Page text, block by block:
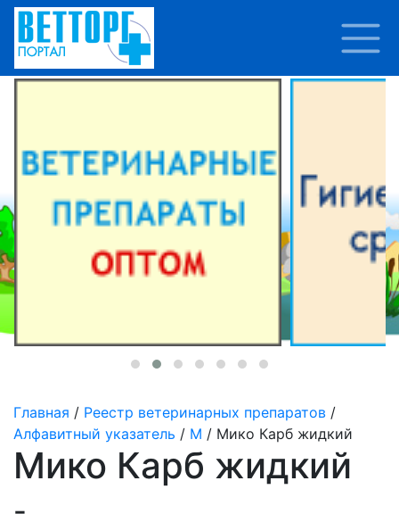
Главная / Реестр ветеринарных препаратов /
Алфавитный указатель / М / Мико Карб жидкий
Мико Карб жидкий